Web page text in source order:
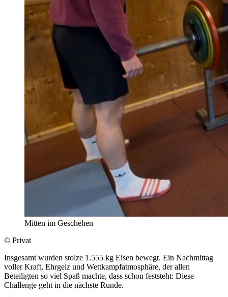
Mitten im Geschehen
© Privat
Insgesamt wurden stolze 1.555 kg Eisen bewegt. Ein Nachmittag
voller Kraft, Ehrgeiz und Wettkampfatmosphäre, der allen
Beteiligten so viel Spaß machte, dass schon feststeht: Diese
Challenge geht in die nächste Runde.